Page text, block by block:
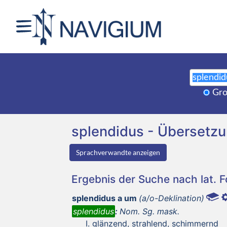
splendidus -
Sprachverwandte anzeigen
Ergebnis der Suche nach lat.
splendidus a um (a/o-Deklination)
splendidus: Nom. Sg. mask.
glänzend, strahlend, schimmernd